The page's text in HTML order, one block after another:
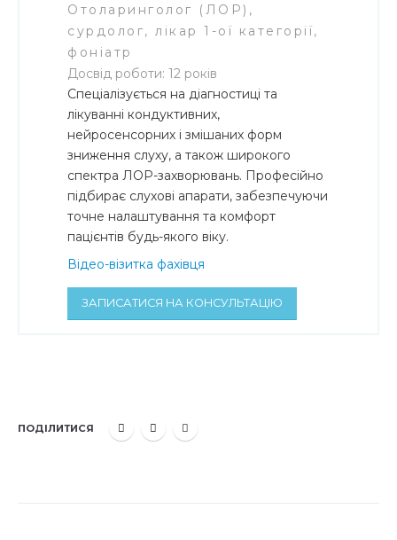
Отоларинголог (ЛОР),
сурдолог, лікар 1-ої категорії,
фоніатр
Досвід роботи: 12 років
Спеціалізується на діагностиці та
лікуванні кондуктивних,
нейросенсорних і змішаних форм
зниження слуху, а також широкого
спектра ЛОР-захворювань. Професійно
підбирає слухові апарати, забезпечуючи
точне налаштування та комфорт
пацієнтів будь-якого віку.
Відео-візитка фахівця
ЗАПИСАТИСЯ НА КОНСУЛЬТАЦІЮ
ПОДІЛИТИСЯ